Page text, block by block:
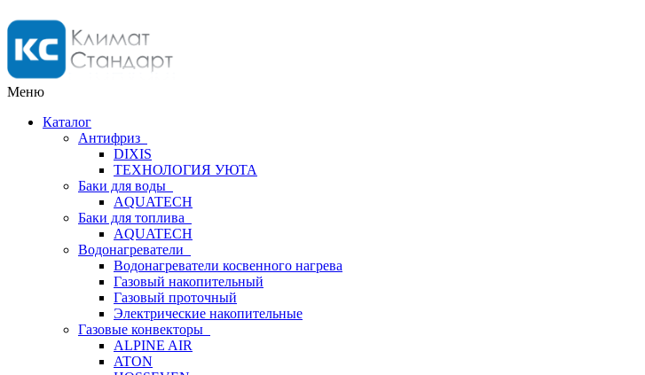
Меню
Каталог
Антифриз
DIXIS
ТЕХНОЛОГИЯ УЮТА
Баки для воды
AQUATECH
Баки для топлива
AQUATECH
Водонагреватели
Водонагреватели косвенного нагрева
Газовый накопительный
Газовый проточный
Электрические накопительные
Газовые конвекторы
ALPINE AIR
ATON